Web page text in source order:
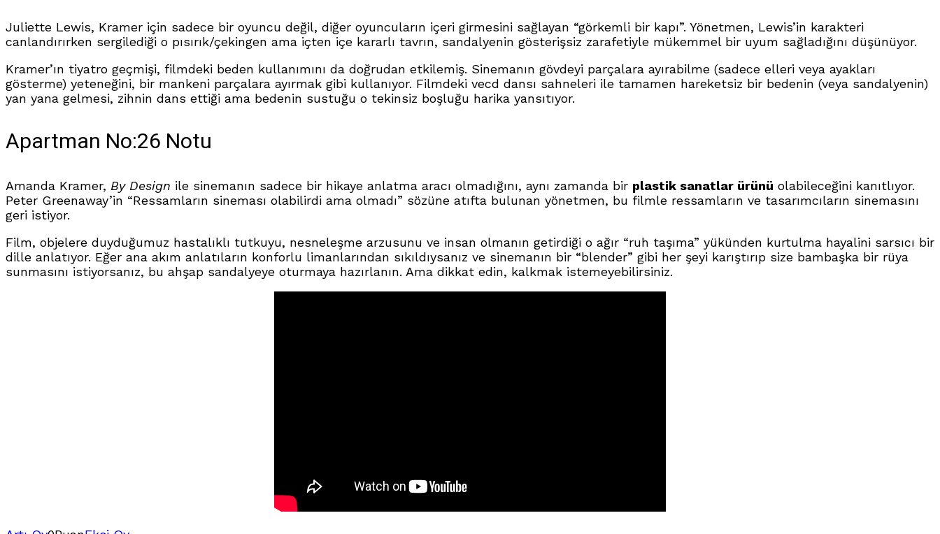
Juliette Lewis, Kramer için sadece bir oyuncu değil, diğer oyuncuların içeri girmesini sağlayan “görkemli bir kapı”. Yönetmen, Lewis’in karakteri
canlandırırken sergilediği o pısırık/çekingen ama içten içe kararlı tavrın, sandalyenin gösterişsiz zarafetiyle mükemmel bir uyum sağladığını düşünüyor.
Kramer’ın tiyatro geçmişi, filmdeki beden kullanımını da doğrudan etkilemiş. Sinemanın gövdeyi parçalara ayırabilme (sadece elleri veya ayakları
gösterme) yeteneğini, bir mankeni parçalara ayırmak gibi kullanıyor. Filmdeki vecd dansı sahneleri ile tamamen hareketsiz bir bedenin (veya sandalyenin)
yan yana gelmesi, zihnin dans ettiği ama bedenin sustuğu o tekinsiz boşluğu harika yansıtıyor.
Apartman No:26 Notu
Amanda Kramer, By Design ile sinemanın sadece bir hikaye anlatma aracı olmadığını, aynı zamanda bir plastik sanatlar ürünü olabileceğini kanıtlıyor.
Peter Greenaway’in “Ressamların sineması olabilirdi ama olmadı” sözüne atıfta bulunan yönetmen, bu filmle ressamların ve tasarımcıların sinemasını
geri istiyor.
Film, objelere duyduğumuz hastalıklı tutkuyu, nesneleşme arzusunu ve insan olmanın getirdiği o ağır “ruh taşıma” yükünden kurtulma hayalini sarsıcı bir
dille anlatıyor. Eğer ana akım anlatıların konforlu limanlarından sıkıldıysanız ve sinemanın bir “blender” gibi her şeyi karıştırıp size bambaşka bir rüya
sunmasını istiyorsanız, bu ahşap sandalyeye oturmaya hazırlanın. Ama dikkat edin, kalkmak istemeyebilirsiniz.